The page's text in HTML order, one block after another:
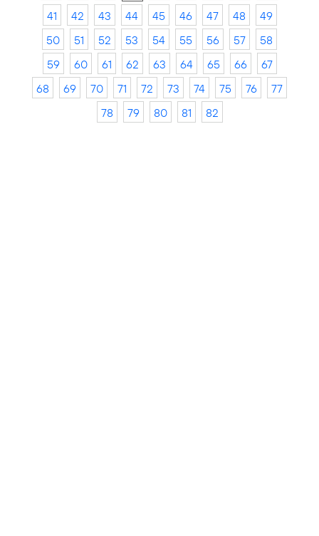
41
42 43 44 45 46 47 48
49
50
51 52 53 54 55 56 57
58
59
60 61 62 63 64 65 66
67
68
69 70 71 72 73 74 75 76
77
78
79 80 81 82